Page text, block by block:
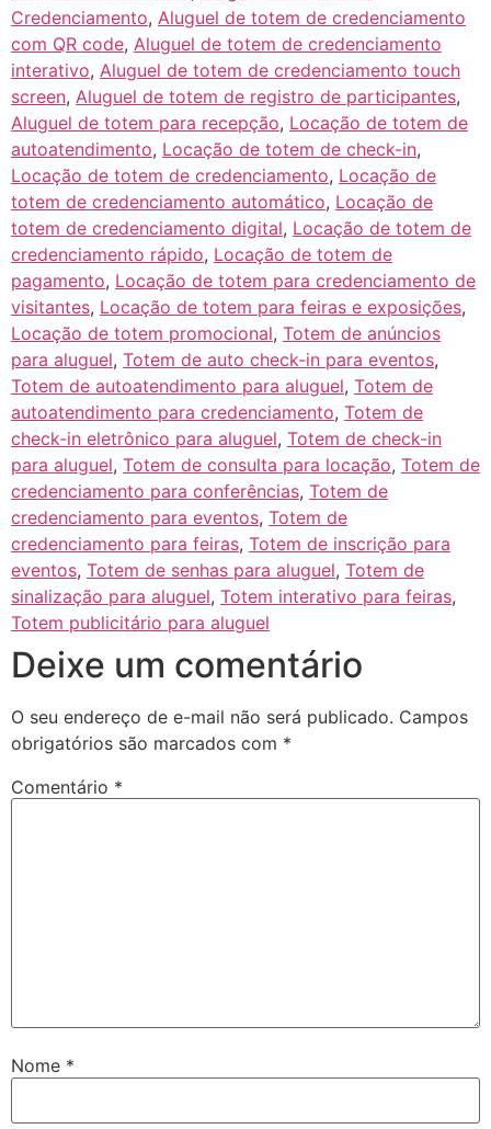
Credenciamento, Aluguel de totem de credenciamento
com QR code, Aluguel de totem de credenciamento
interativo, Aluguel de totem de credenciamento touch
screen, Aluguel de totem de registro de participantes,
Aluguel de totem para recepção, Locação de totem de
autoatendimento, Locação de totem de check-in,
Locação de totem de credenciamento, Locação de
totem de credenciamento automático, Locação de
totem de credenciamento digital, Locação de totem de
credenciamento rápido, Locação de totem de
pagamento, Locação de totem para credenciamento de
visitantes, Locação de totem para feiras e exposições,
Locação de totem promocional, Totem de anúncios
para aluguel, Totem de auto check-in para eventos,
Totem de autoatendimento para aluguel, Totem de
autoatendimento para credenciamento, Totem de
check-in eletrônico para aluguel, Totem de check-in
para aluguel, Totem de consulta para locação, Totem de
credenciamento para conferências, Totem de
credenciamento para eventos, Totem de
credenciamento para feiras, Totem de inscrição para
eventos, Totem de senhas para aluguel, Totem de
sinalização para aluguel, Totem interativo para feiras,
Totem publicitário para aluguel
Deixe um comentário
O seu endereço de e-mail não será publicado. Campos
obrigatórios são marcados com *
Comentário *
Nome *